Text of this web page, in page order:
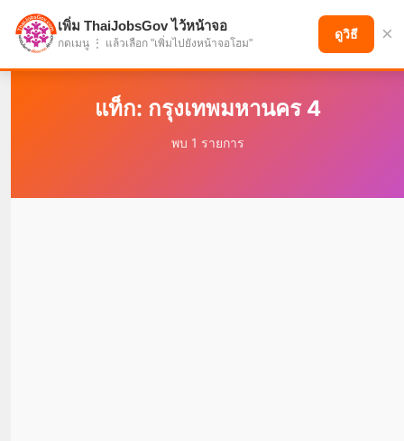
แบ่งปันโอกาส เพื่ออนาคตที่ก้าวหน้า
แท็ก: กรุงเทพมหานคร 4
พบ 1 รายการ
เพิ่ม ThaiJobsGov ไว้หน้าจอ
กดเมนู ⋮ แล้วเลือก "เพิ่มไปยังหน้าจอโฮม"
ดูวิธี ×